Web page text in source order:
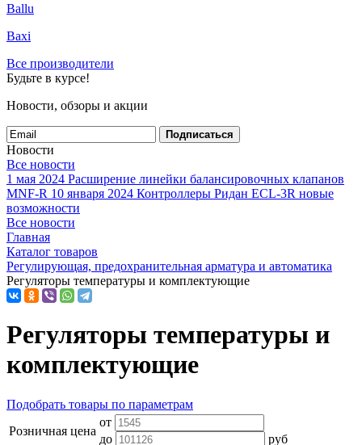
Ballu
Baxi
Все производители
Будьте в курсе!
Новости, обзоры и акции
Подписаться
Новости
Все новости
1 мая 2024 Расширение линейки балансировочных клапанов
MNF-R 10 января 2024 Контроллеры Ридан ECL-3R новые
возможности
Все новости
Главная
Каталог товаров
Регулирующая, предохранительная арматура и автоматика
Регуляторы температуры и комплектующие
Регуляторы температуры и
комплектующие
Подобрать товары по параметрам
Розничная цена
от
до
руб